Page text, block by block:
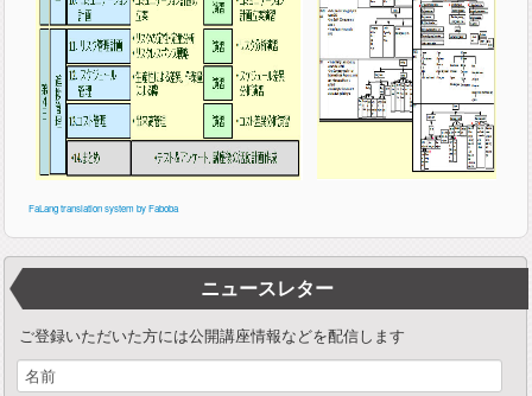
FaLang translation system by Faboba
ニュースレター
ご登録いただいた方には公開講座情報などを配信します